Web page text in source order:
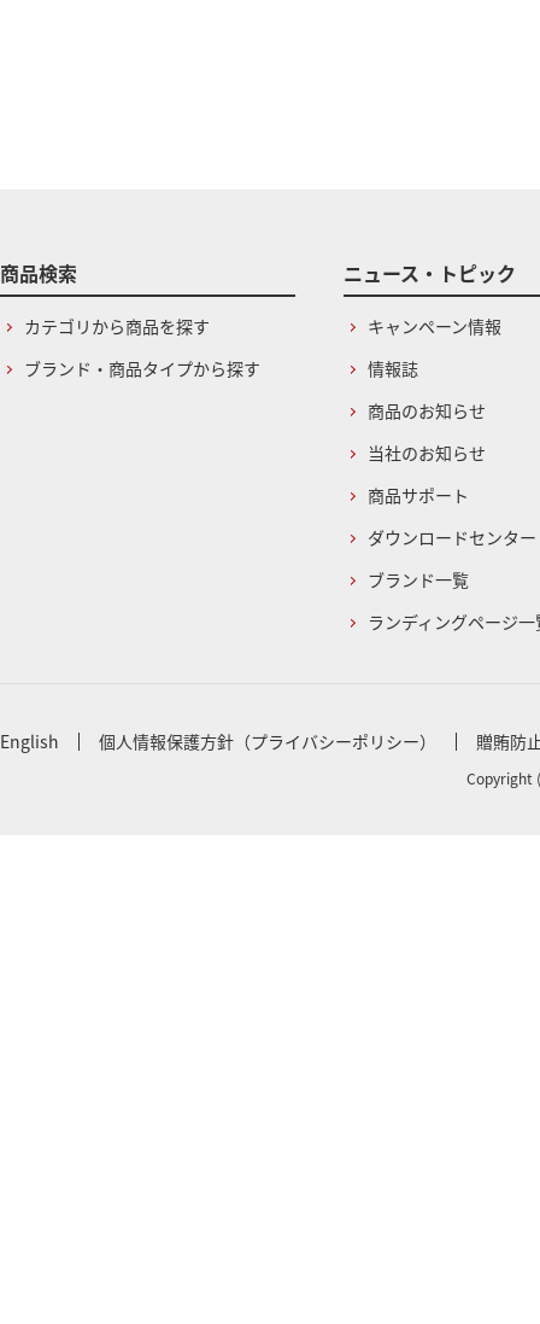
商品検索
カテゴリから商品を探す
ブランド・商品タイプから探す
ニュース・トピック
キャンペーン情報
情報誌
商品のお知らせ
当社のお知らせ
商品サポート
ダウンロードセンター
ブランド一覧
ランディングページ一
English 個人情報保護方針（プライバシーポリシー） 贈賄防
Copyright